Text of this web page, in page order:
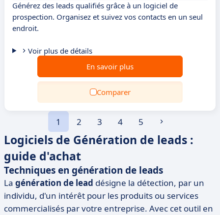
Générez des leads qualifiés grâce à un logiciel de
prospection. Organisez et suivez vos contacts en un seul
endroit.
Voir plus de détails
En savoir plus
Comparer
1 2 3 4 5
Logiciels de Génération de leads :
guide d'achat
Techniques en génération de leads
La génération de lead désigne la détection, par un
individu, d'un intérêt pour les produits ou services
commercialisés par votre entreprise. Avec cet outil en